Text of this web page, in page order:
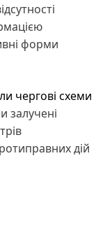
форми
чергові схеми
залучені
дій